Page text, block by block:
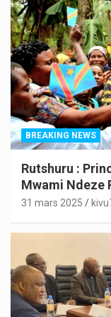
BREAKING NEWS
Rutshuru :
Mwami Ndeze
de
31 mars 2025